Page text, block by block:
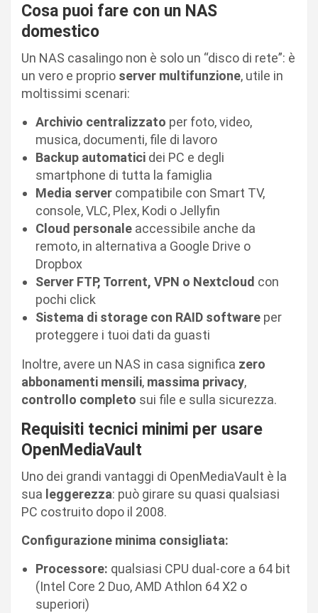
Cosa puoi fare con un NAS
domestico
Un NAS casalingo non è solo un “disco di rete”: è
un vero e proprio server multifunzione, utile in
moltissimi scenari:
Archivio centralizzato per foto, video,
musica, documenti, file di lavoro
Backup automatici dei PC e degli
smartphone di tutta la famiglia
Media server compatibile con Smart TV,
console, VLC, Plex, Kodi o Jellyfin
Cloud personale accessibile anche da
remoto, in alternativa a Google Drive o
Dropbox
Server FTP, Torrent, VPN o Nextcloud con
pochi click
Sistema di storage con RAID software per
proteggere i tuoi dati da guasti
Inoltre, avere un NAS in casa significa zero
abbonamenti mensili, massima privacy,
controllo completo sui file e sulla sicurezza.
Requisiti tecnici minimi per usare
OpenMediaVault
Uno dei grandi vantaggi di OpenMediaVault è la
sua leggerezza: può girare su quasi qualsiasi
PC costruito dopo il 2008.
Configurazione minima consigliata:
Processore: qualsiasi CPU dual-core a 64 bit
(Intel Core 2 Duo, AMD Athlon 64 X2 o
superiori)